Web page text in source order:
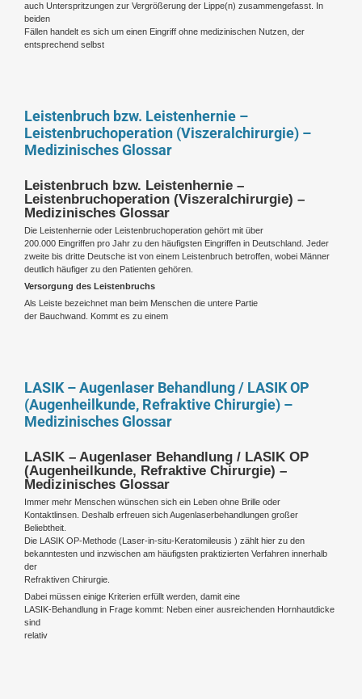
auch Unterspritzungen zur Vergrößerung der Lippe(n) zusammengefasst. In
beiden
Fällen handelt es sich um einen Eingriff ohne medizinischen Nutzen, der
entsprechend selbst
Leistenbruch bzw. Leistenhernie –
Leistenbruchoperation (Viszeralchirurgie) –
Medizinisches Glossar
Leistenbruch bzw. Leistenhernie –
Leistenbruchoperation (Viszeralchirurgie) –
Medizinisches Glossar
Die Leistenhernie oder Leistenbruchoperation gehört mit über
200.000 Eingriffen pro Jahr zu den häufigsten Eingriffen in Deutschland. Jeder
zweite bis dritte Deutsche ist von einem Leistenbruch betroffen, wobei Männer
deutlich häufiger zu den Patienten gehören.
Versorgung des Leistenbruchs
Als Leiste bezeichnet man beim Menschen die untere Partie
der Bauchwand. Kommt es zu einem
LASIK – Augenlaser Behandlung / LASIK OP
(Augenheilkunde, Refraktive Chirurgie) –
Medizinisches Glossar
LASIK – Augenlaser Behandlung / LASIK OP
(Augenheilkunde, Refraktive Chirurgie) –
Medizinisches Glossar
Immer mehr Menschen wünschen sich ein Leben ohne Brille oder
Kontaktlinsen. Deshalb erfreuen sich Augenlaserbehandlungen großer
Beliebtheit.
Die LASIK OP-Methode (Laser-in-situ-Keratomileusis ) zählt hier zu den
bekanntesten und inzwischen am häufigsten praktizierten Verfahren innerhalb
der
Refraktiven Chirurgie.
Dabei müssen einige Kriterien erfüllt werden, damit eine
LASIK-Behandlung in Frage kommt: Neben einer ausreichenden Hornhautdicke
sind
relativ